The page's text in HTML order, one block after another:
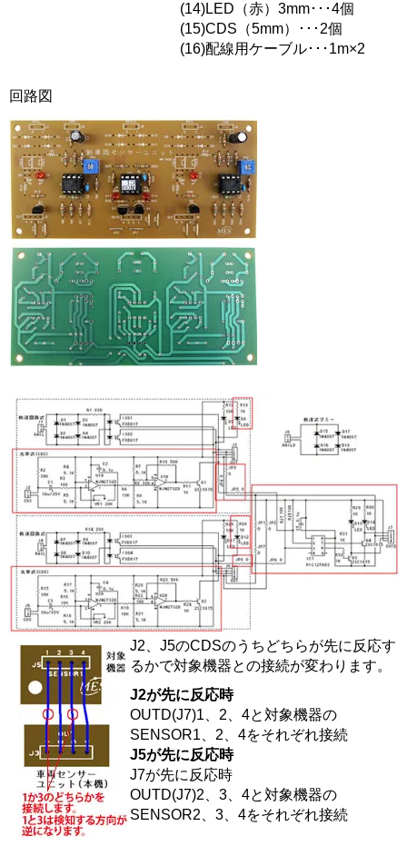
(14)LED（赤）3mm･･･4個
(15)CDS（5mm）･･･2個
(16)配線用ケーブル･･･1m×2
回路図
J2、J5のCDSのうちどちらが先に反応す
るかで対象機器との接続が変わります。
J2が先に反応時
OUTD(J7)1、2、4と対象機器の
SENSOR1、2、4をそれぞれ接続
J5が先に反応時
J7が先に反応時
OUTD(J7)2、3、4と対象機器の
SENSOR2、3、4をそれぞれ接続